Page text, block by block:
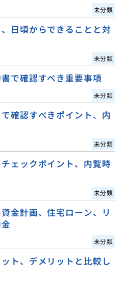
未分類
日頃からできることと対
未分類
で確認すべき重要事項
未分類
確認すべきポイント、内
未分類
ェックポイント、内覧時
未分類
金計画、住宅ローン、リ
未分類
ト、デメリットと比較し